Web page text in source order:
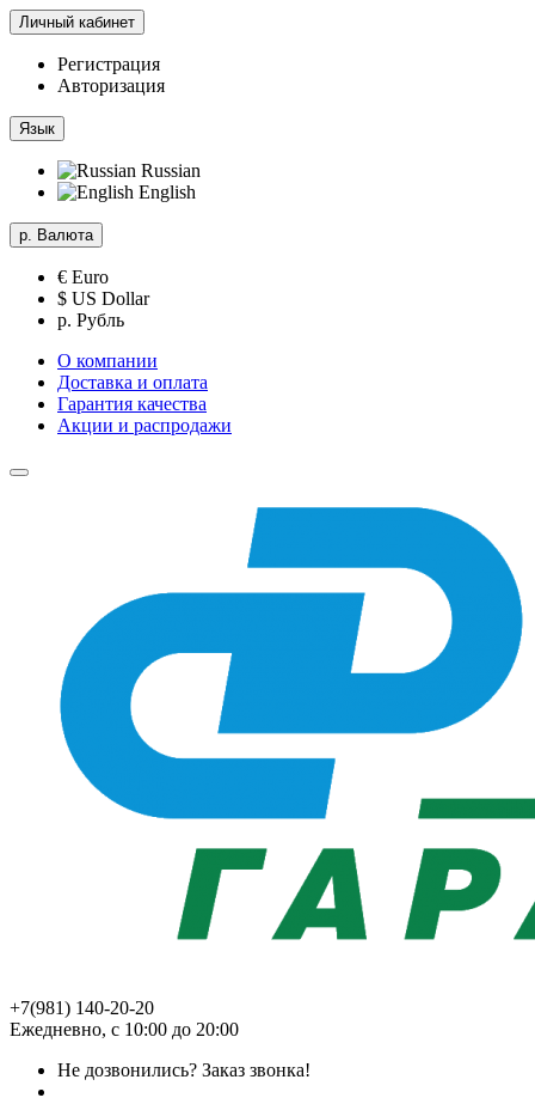
Личный кабинет
Регистрация
Авторизация
Язык
Russian
English
р. Валюта
€ Euro
$ US Dollar
р. Рубль
О компании
Доставка и оплата
Гарантия качества
Акции и распродажи
+7(981) 140-20-20
Ежедневно, с 10:00 до 20:00
Не дозвонились? Заказ звонка!